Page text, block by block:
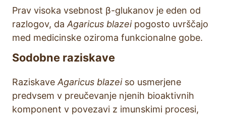
Prav visoka vsebnost β-glukanov je eden od
razlogov, da Agaricus blazeipogosto uvrščajo
med medicinske oziroma funkcionalne gobe.
Sodobne raziskave
Raziskave Agaricus blazeiso usmerjene
predvsem v preučevanje njenih bioaktivnih
komponent v povezavi z imunskimi procesi,